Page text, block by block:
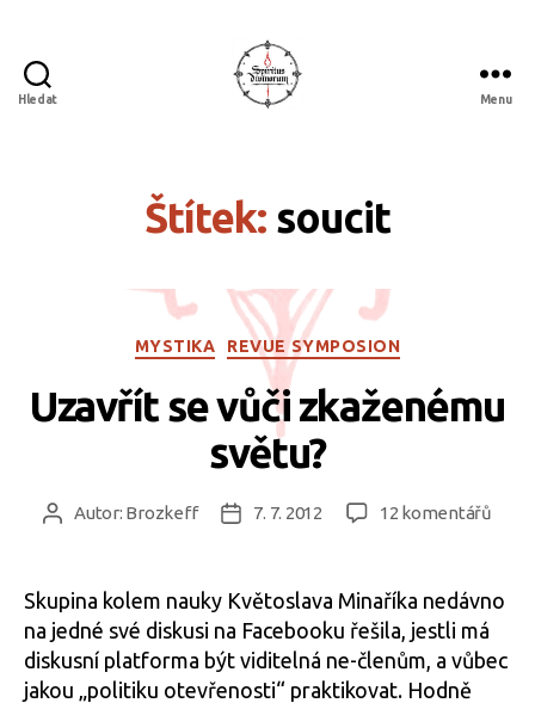
Hledat Menu
Štítek: soucit
Rubriky
MYSTIKA REVUE SYMPOSION
Uzavřít se vůči zkaženému
světu?
AutorAutor: Brozkeff
Datum7. 7. 2012 12 komentářůu
vůči
Skupina kolem nauky Květoslava Minaříka nedávno
na jedné své diskusi na Facebooku řešila, jestli má
diskusní platforma být viditelná ne-členům, a vůbec
jakou „politiku otevřenosti“ praktikovat. Hodně